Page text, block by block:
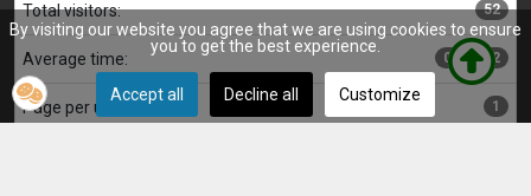
Total visitors: 52
Average time: 00:00:02
Page per user: 1
By visiting our website you agree that we are using cookies to ensure
you to get the best experience.
Accept all Decline all Customize